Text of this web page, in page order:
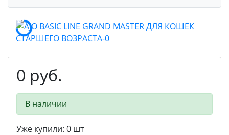
0 руб.
В наличии
Уже купили: 0 шт